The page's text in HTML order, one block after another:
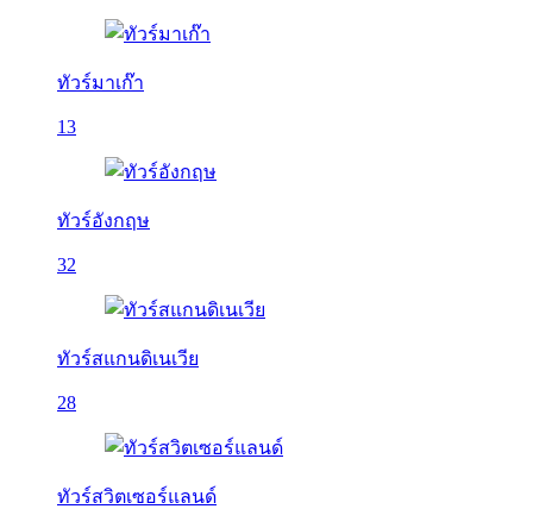
ทัวร์มาเก๊า
13
ทัวร์อังกฤษ
32
ทัวร์สแกนดิเนเวีย
28
ทัวร์สวิตเซอร์แลนด์